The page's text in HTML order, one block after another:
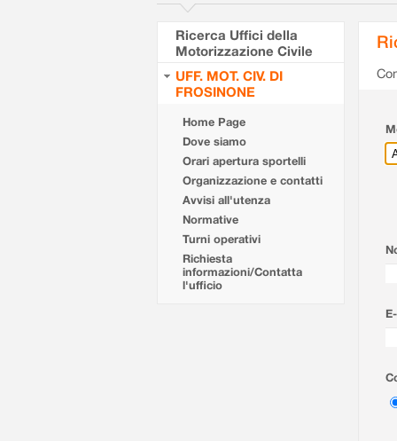
Ricerca Uffici della
Motorizzazione Civile
UFF. MOT. CIV. DI
FROSINONE
Home Page
Dove siamo
Orari apertura sportelli
Organizzazione e contatti
Avvisi all'utenza
Normative
Turni operativi
Richiesta
informazioni/Contatta
l'ufficio